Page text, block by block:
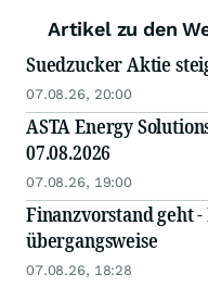
Artikel zu den
Suedzucker Aktie
07.08.26, 20:00
ASTA Energy
07.08.2026
07.08.26, 19:00
Finanzvorstand geht
übergangsweise
07.08.26, 18:28